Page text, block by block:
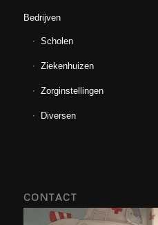
Bedrijven
Scholen
Ziekenhuizen
Zorginstellingen
Diversen
CONTACT